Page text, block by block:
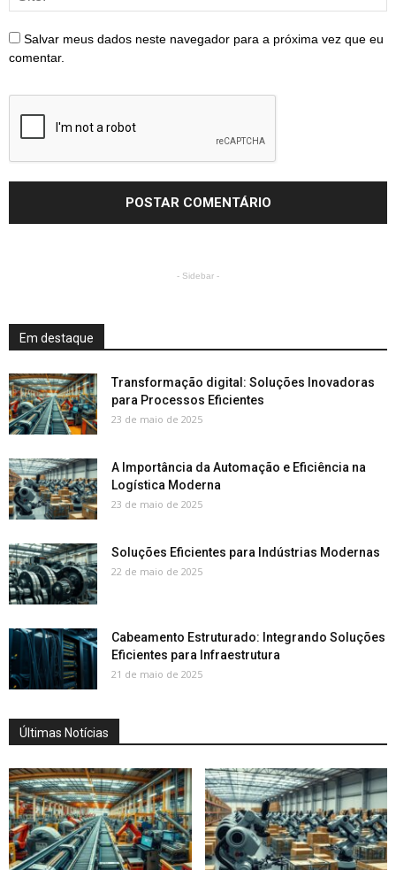
Salvar meus dados neste navegador para a próxima vez que eu
comentar.
- Sidebar -
Em destaque
Transformação digital: Soluções Inovadoras
para Processos Eficientes
23 de maio de 2025
A Importância da Automação e Eficiência na
Logística Moderna
23 de maio de 2025
Soluções Eficientes para Indústrias Modernas
22 de maio de 2025
Cabeamento Estruturado: Integrando Soluções
Eficientes para Infraestrutura
21 de maio de 2025
Últimas Notícias